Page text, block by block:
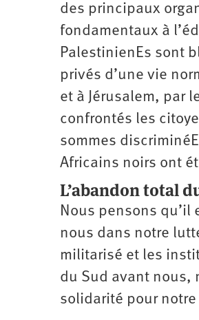
des principaux
fondamentaux à
PalestinienEs sont
privés d’une vie
et à Jérusalem, par
confrontés les
sommes
Africains noirs ont
L’abandon total
Nous pensons qu’il
nous dans notre
militarisé et les
du Sud avant nous,
solidarité pour